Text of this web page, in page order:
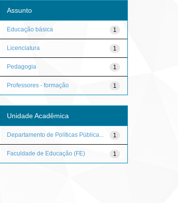
Assunto
1
Educação básica
1
Licenciatura
1
Pedagogia
1
Professores - formação
Unidade Acadêmica
1
Departamento de Políticas Pública...
1
Faculdade de Educação (FE)